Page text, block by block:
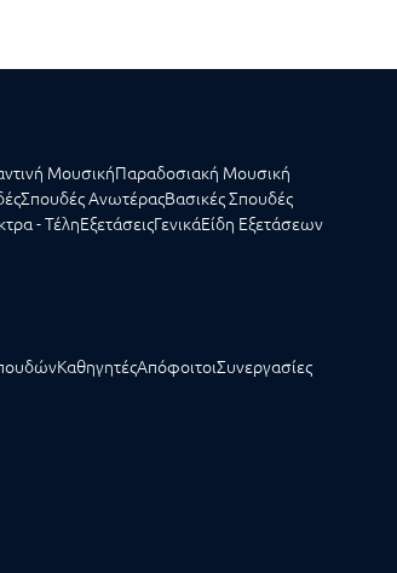
ΜουσικήΠαραδοσιακή Μουσική
Σπουδές ΑνωτέραςΒασικές Σπουδές
- ΤέληΕξετάσειςΓενικάΕίδη Εξετάσεων
ΚαθηγητέςΑπόφοιτοιΣυνεργασίες